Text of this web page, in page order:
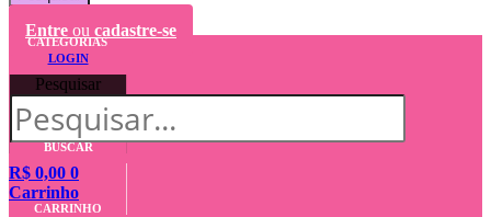
Entre ou cadastre-se
CATEGORIAS
LOGIN
Pesquisar
BUSCAR
R$ 0,00 0
Carrinho
CARRINHO